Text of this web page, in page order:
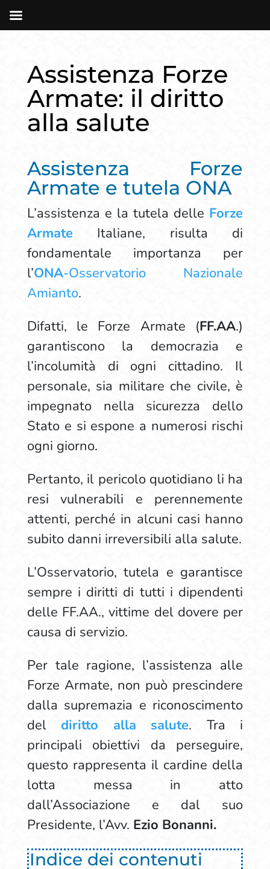
Assistenza Forze
Armate: il diritto
alla salute
Assistenza Forze
Armate e tutela ONA
L’assistenza e la tutela delle Forze
ArmateItaliane, risulta di
fondamentale importanza per
l’ONA-Osservatorio Nazionale
Amianto.
Difatti, le Forze Armate (FF.AA.)
garantiscono la democrazia e
l’incolumità di ogni cittadino. Il
personale, sia militare che civile, è
impegnato nella sicurezza dello
Stato e si espone a numerosi rischi
ogni giorno.
Pertanto, il pericolo quotidiano li ha
resi vulnerabili e perennemente
attenti, perché in alcuni casi hanno
subito danni irreversibili alla salute.
L’Osservatorio, tutela e garantisce
sempre i diritti di tutti i dipendenti
delle FF.AA., vittime del dovere per
causa di servizio.
Per tale ragione, l’assistenza alle
Forze Armate, non può prescindere
dalla supremazia e riconoscimento
deldiritto alla salute. Tra i
principali obiettivi da perseguire,
questo rappresenta il cardine della
lotta messa in atto
dall’Associazione e dal suo
Presidente, l’Avv. Ezio Bonanni.
Indice dei contenuti